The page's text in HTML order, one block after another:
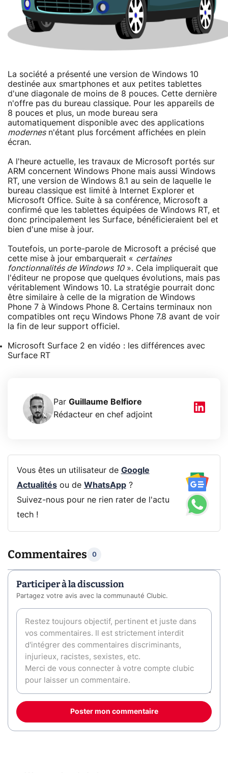
La société a présenté une version de Windows 10
destinée aux smartphones et aux petites tablettes
d'une diagonale de moins de 8 pouces. Cette dernière
n'offre pas du bureau classique. Pour les appareils de
8 pouces et plus, un mode bureau sera
automatiquement disponible avec des applications
modernesn'étant plus forcément affichées en plein
écran.
A l'heure actuelle, les travaux de Microsoft portés sur
ARM concernent Windows Phone mais aussi Windows
RT, une version de Windows 8.1 au sein de laquelle le
bureau classique est limité à Internet Explorer et
Microsoft Office. Suite à sa conférence, Microsoft a
confirmé que les tablettes équipées de Windows RT, et
donc principalement les Surface, bénéficieraient bel et
bien d'une mise à jour.
Toutefois, un porte-parole de Microsoft a précisé que
cette mise à jour embarquerait « certaines
fonctionnalités de Windows 10». Cela impliquerait que
l'éditeur ne propose que quelques évolutions, mais pas
véritablement Windows 10. La stratégie pourrait donc
être similaire à celle de la migration de Windows
Phone 7 à Windows Phone 8. Certains terminaux non
compatibles ont reçu Windows Phone 7.8 avant de voir
la fin de leur support officiel.
Microsoft Surface 2 en vidéo : les différences avec
Surface RT
Par Guillaume Belfiore
Rédacteur en chef adjoint
Vous êtes un utilisateur de Google
Actualitésou de WhatsApp?
Suivez-nous pour ne rien rater de l'actu
tech !
Commentaires 0
Participer à la discussion
Partagez votre avis avec la communauté Clubic.
Poster mon commentaire